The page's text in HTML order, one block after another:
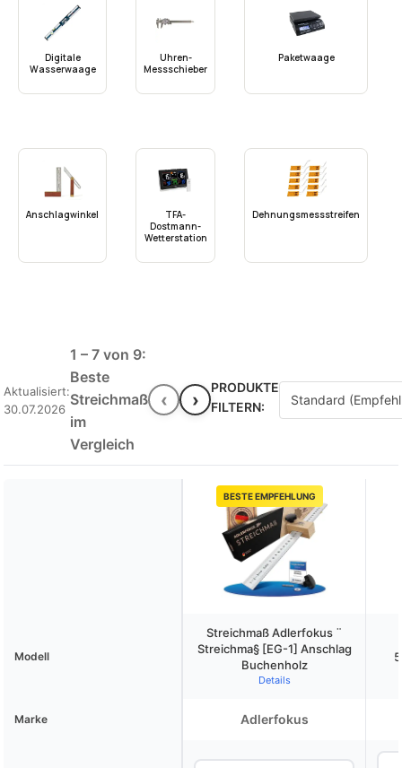
Digitale
Wasserwaage
Uhren-
Messschieber
Paketwaage
Anschlagwinkel
TFA-
Dostmann-
Wetterstation
Dehnungsmessstreifen
Aktualisiert:
30.07.2026
1 – 7 von 9:
Beste
Streichmaß
im
Vergleich
‹ ›
PRODUKTE
FILTERN:
BESTE EMPFEHLUNG
Modell
Streichmaß Adlerfokus ¨
Streichma§ [EG-1] Anschlag
Buchenholz
Details
Marke Adlerfokus